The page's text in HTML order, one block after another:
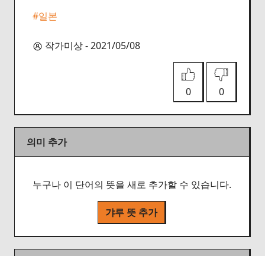
#일본
작가미상 - 2021/05/08
0 0
의미 추가
누구나 이 단어의 뜻을 새로 추가할 수 있습니다.
갸루 뜻 추가